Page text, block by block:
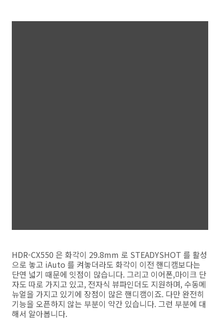
HDR-CX550 은 화각이 29.8mm 로 STEADYSHOT 를 활성
으로 놓고 iAuto 를 켜놓더라도 화각이 이전 핸디캠보다는
단연 넓기 때문에 잇점이 많습니다. 그리고 이어폰,마이크 단
자도 따로 가지고 있고, 전자식 뷰파인더도 지원하며, 수동메
뉴얼을 가지고 있기에 장점이 많은 핸디캠이죠. 다만 완전히
기능을 오픈하지 않는 부분이 약간 있습니다. 그런 부분에 대
해서 알아봅니다.